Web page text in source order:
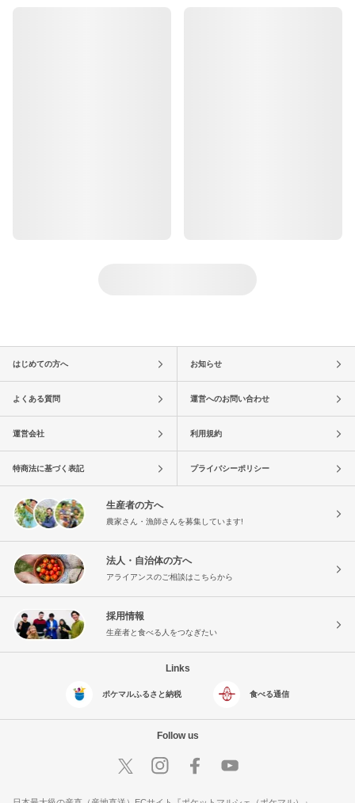
はじめての方へ お知らせ
よくある質問 運営へのお問い合わせ
運営会社 利用規約
特商法に基づく表記 プライバシーポリシー
生産者の方へ
農家さん・漁師さんを募集しています!
法人・自治体の方へ
アライアンスのご相談はこちらから
採用情報
生産者と食べる人をつなぎたい
Links
ポケマルふるさと納税 食べる通信
Follow us